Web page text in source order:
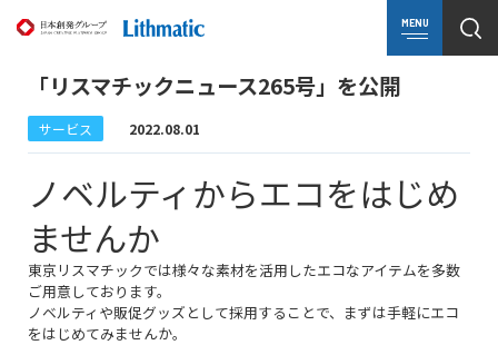
MENU
「リスマチックニュース265号」を公開
サービス 2022.08.01
ノベルティからエコをはじめ
ませんか
東京リスマチックでは様々な素材を活用したエコなアイテムを多数
ご用意しております。
ノベルティや販促グッズとして採用することで、まずは手軽にエコ
をはじめてみませんか。